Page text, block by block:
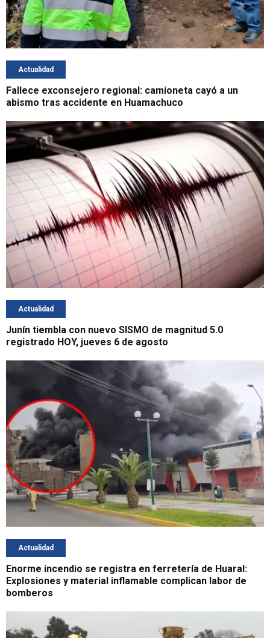
Actualidad
Fallece exconsejero regional: camioneta cayó a un
abismo tras accidente en Huamachuco
Actualidad
Junín tiembla con nuevo SISMO de magnitud 5.0
registrado HOY, jueves 6 de agosto
Actualidad
Enorme incendio se registra en ferretería de Huaral:
Explosiones y material inflamable complican labor de
bomberos